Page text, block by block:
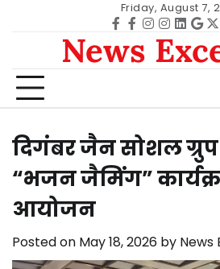
Friday, August 7,
Facebook
facebook
Instagram
News
दिगंबर जैन सोशल ग्रुप
“भजन जैमिंग”
आयोजन
Posted on May 18, 2026 by News